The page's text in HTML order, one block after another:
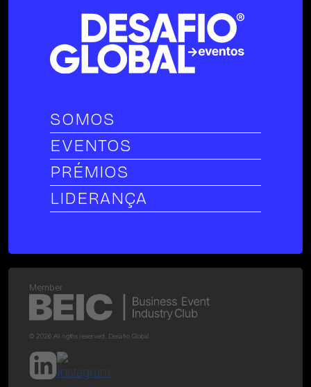
SOMOS
EVENTOS
PRÉMIOS
LIDERANÇA
Member
© 2026 All rigths reserved. Desafio Global